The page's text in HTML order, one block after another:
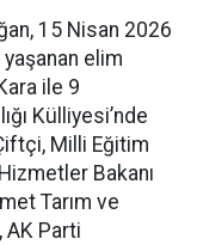
15 Nisan 2026
elim
ile 9
Külliyesi’nde
Milli Eğitim
Bakanı
Tarım ve
AK Parti